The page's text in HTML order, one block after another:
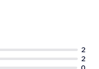
2
2